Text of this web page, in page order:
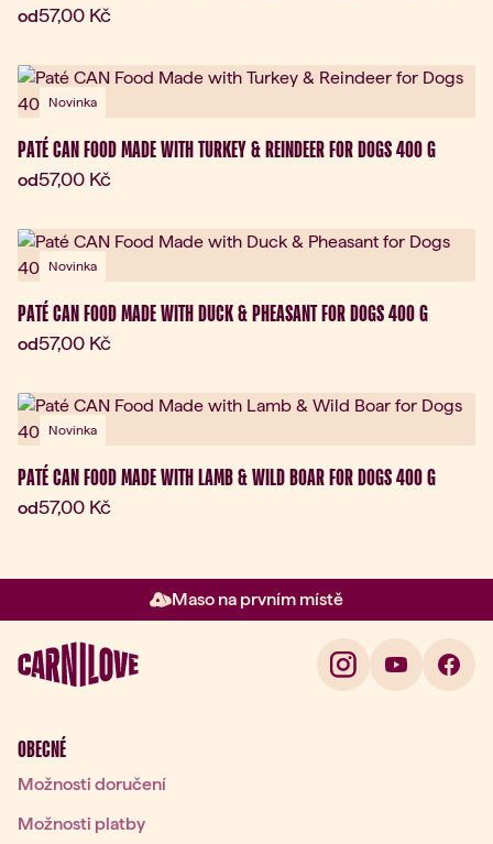
odAktuální cena:
57,00 Kč
Novinka
PATÉ CAN FOOD MADE WITH TURKEY & REINDEER FOR DOGS 400 G
odAktuální cena:
57,00 Kč
Novinka
PATÉ CAN FOOD MADE WITH DUCK & PHEASANT FOR DOGS 400 G
odAktuální cena:
57,00 Kč
Novinka
PATÉ CAN FOOD MADE WITH LAMB & WILD BOAR FOR DOGS 400 G
odAktuální cena:
57,00 Kč
Maso na prvním místě
Položka 2 z 3: Maso na prvním
OBECNÉ
Možnosti doručení
Možnosti platby